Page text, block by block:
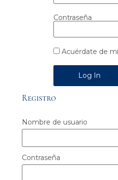
Contraseña
Acuérdate de mí
Alternative:
Registro
Nombre de usuario
Contraseña